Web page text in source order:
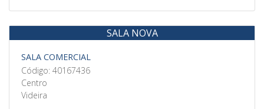
Aluguel
SALA NOVA
SALA COMERCIAL
Código: 40167436
Centro
Videira